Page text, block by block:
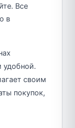
Все
в
удобной.
своим
покупок,